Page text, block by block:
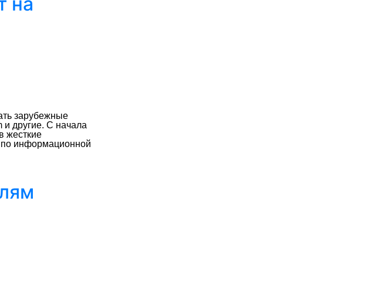
зарубежные
другие. С начала
жесткие
по информационной